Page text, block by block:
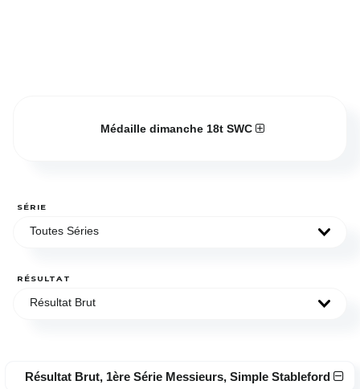
Médaille dimanche 18t SWC
SÉRIE
Toutes Séries
RÉSULTAT
Résultat Brut
Résultat Brut, 1ère Série Messieurs, Simple Stableford